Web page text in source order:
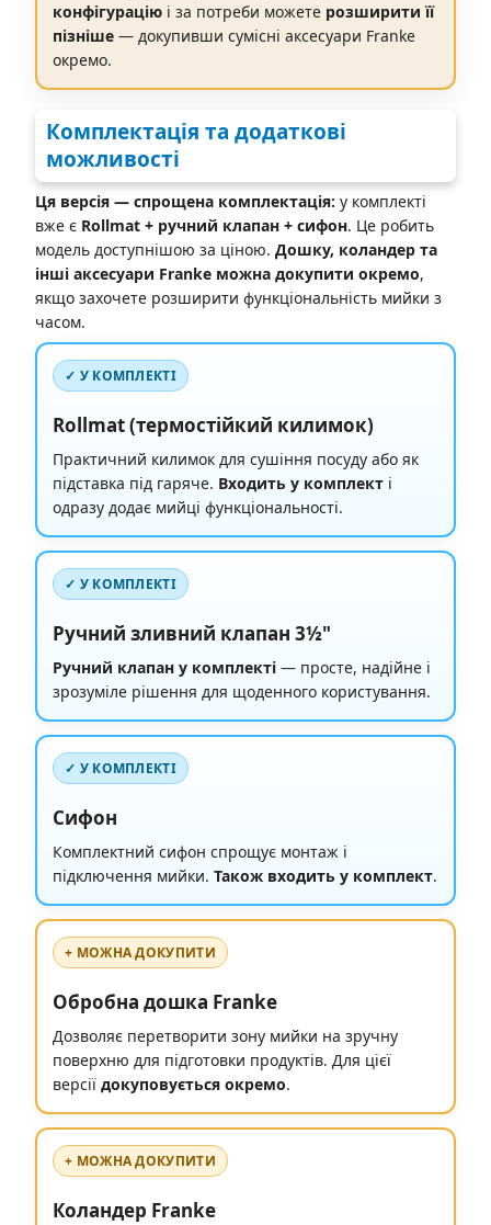
конфігурацію і за потреби можете розширити її
пізніше — докупивши сумісні аксесуари Franke
окремо.
Комплектація та додаткові
можливості
Ця версія — спрощена комплектація: у комплекті
вже є Rollmat + ручний клапан + сифон. Це робить
модель доступнішою за ціною. Дошку, коландер та
інші аксесуари Franke можна докупити окремо,
якщо захочете розширити функціональність мийки з
часом.
✓ У КОМПЛЕКТІ
Rollmat (термостійкий килимок)
Практичний килимок для сушіння посуду або як
підставка під гаряче. Входить у комплект і
одразу додає мийці функціональності.
✓ У КОМПЛЕКТІ
Ручний зливний клапан 3½"
Ручний клапан у комплекті — просте, надійне і
зрозуміле рішення для щоденного користування.
✓ У КОМПЛЕКТІ
Сифон
Комплектний сифон спрощує монтаж і
підключення мийки. Також входить у комплект.
+ МОЖНА ДОКУПИТИ
Обробна дошка Franke
Дозволяє перетворити зону мийки на зручну
поверхню для підготовки продуктів. Для цієї
версії докуповується окремо.
+ МОЖНА ДОКУПИТИ
Коландер Franke